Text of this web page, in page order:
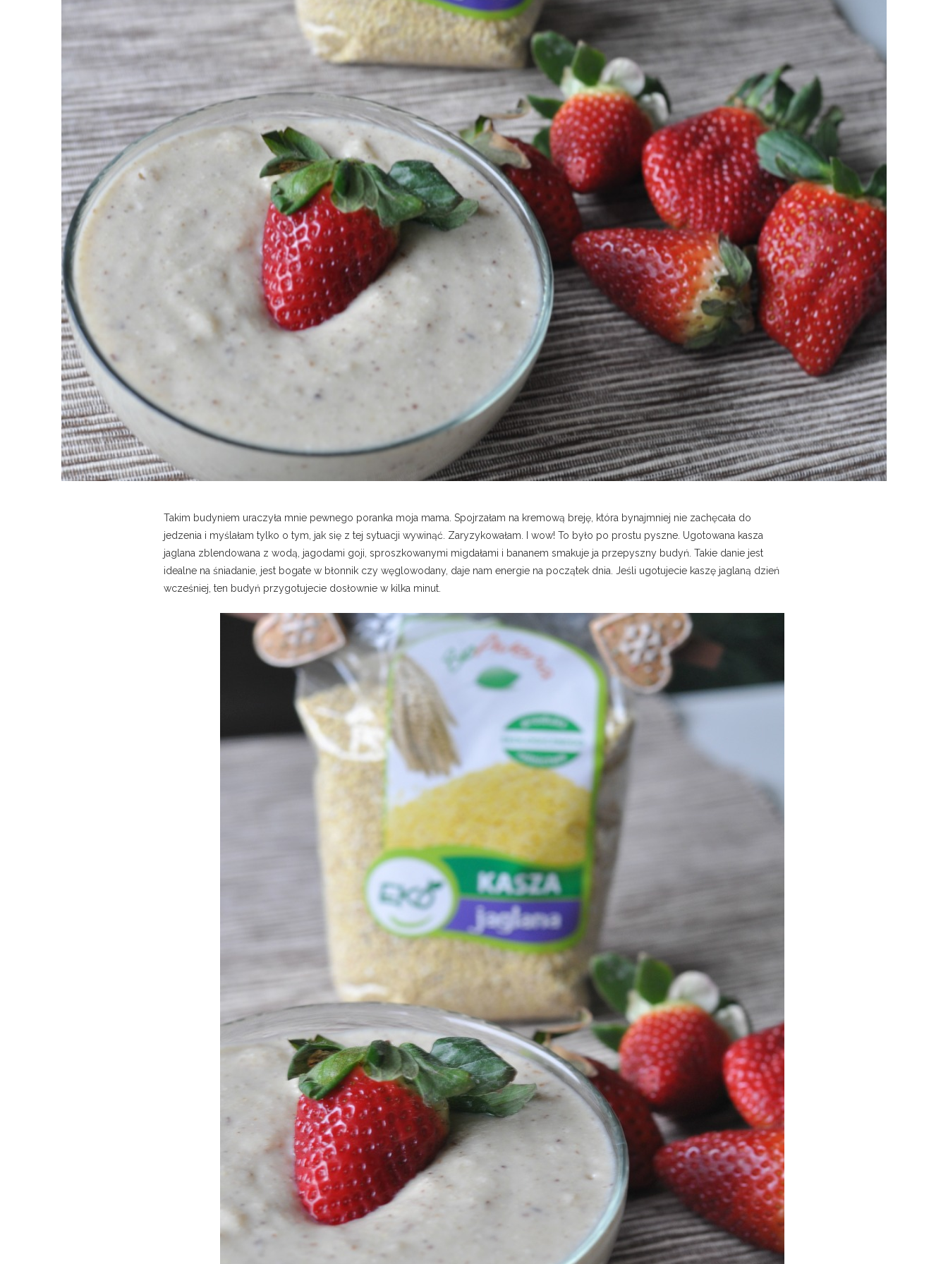
Takim budyniem uraczyła mnie pewnego poranka moja mama. Spojrzałam na kremową breję, która bynajmniej nie zachęcała do
jedzenia i myślałam tylko o tym, jak się z tej sytuacji wywinąć. Zaryzykowałam. I wow! To było po prostu pyszne. Ugotowana kasza
jaglana zblendowana z wodą, jagodami goji, sproszkowanymi migdałami i bananem smakuje ja przepyszny budyń. Takie danie jest
idealne na śniadanie, jest bogate w błonnik czy węglowodany, daje nam energie na początek dnia. Jeśli ugotujecie kaszę jaglaną dzień
wcześniej, ten budyń przygotujecie dosłownie w kilka minut.